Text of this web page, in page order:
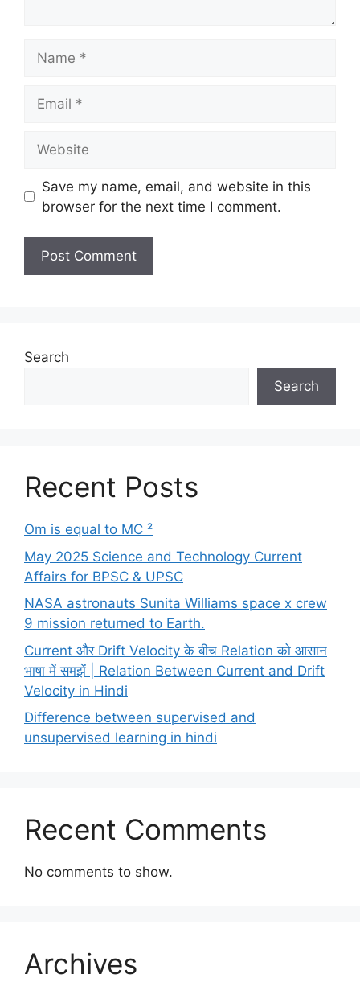
Save my name, email, and website in this
browser for the next time I comment.
Search
Search
Recent Posts
Om is equal to MC ²
May 2025 Science and Technology Current
Affairs for BPSC & UPSC
NASA astronauts Sunita Williams space x crew
9 mission returned to Earth.
Current और Drift Velocity के बीच Relation को आसान
भाषा में समझें | Relation Between Current and Drift
Velocity in Hindi
Difference between supervised and
unsupervised learning in hindi
Recent Comments
No comments to show.
Archives